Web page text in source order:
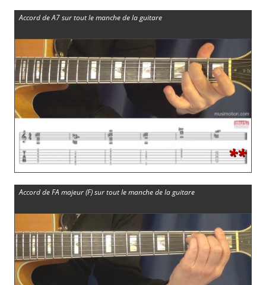
Accord de A7 sur tout le manche de la guitare
**
Accord de FA majeur (F) sur tout le manche de la guitare